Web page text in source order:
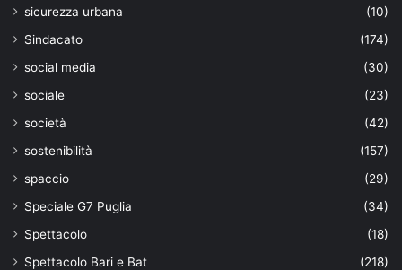
sicurezza urbana
(10)
Sindacato
(174)
social media
(30)
sociale
(23)
società
(42)
sostenibilità
(157)
spaccio
(29)
Speciale G7 Puglia
(34)
Spettacolo
(18)
Spettacolo Bari e Bat
(218)